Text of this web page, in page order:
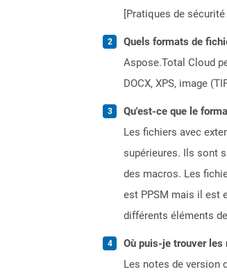
[Pratiques de
Quels formats de
Aspose.Total Cloud
DOCX, XPS, image
Qu'est-ce que le
Les fichiers avec
supérieures. Ils sont
des macros. Les
est PPSM mais il est
différents éléments
Où puis-je trouver les
Les notes de version